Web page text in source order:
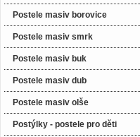
Postele masiv borovice
Postele masiv smrk
Postele masiv buk
Postele masiv dub
Postele masiv olše
Postýlky - postele pro děti